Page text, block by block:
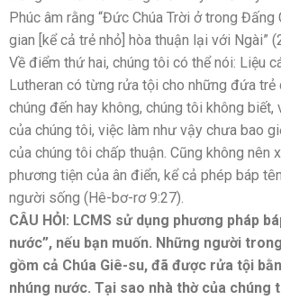
Phúc âm rằng “Đức Chúa Trời ở trong Đấng
gian [kể cả trẻ nhỏ] hòa thuận lại với Ngài”
Về điểm thứ hai, chúng tôi có thể nói: Liệu
Lutheran có từng rửa tội cho những đứa trẻ
chúng đến hay không, chúng tôi không biết,
của chúng tôi, việc làm như vậy chưa bao
của chúng tôi chấp thuận. Cũng không nên
phương tiện của ân điển, kể cả phép báp
người sống (Hê-bơ-rơ 9:27).
CÂU HỎI: LCMS sử dụng phương pháp
nước”, nếu bạn muốn. Những người
gồm cả Chúa Giê-su, đã được rửa tội
nhúng nước. Tại sao nhà thờ của chúng